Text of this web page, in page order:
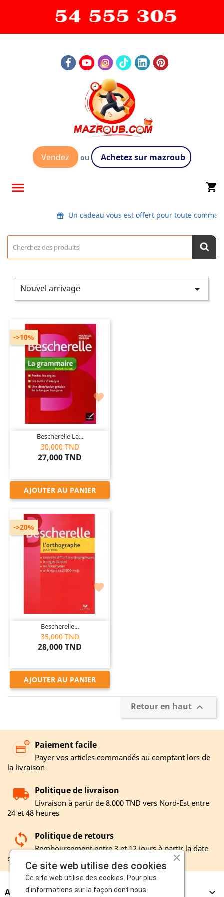
Vendez ou Achetez sur mazroub
 shopping_cart
Un cadeau vous est offert pour toute
Nouvel arrivage 

Bescherelle La...
30,000 TND
27,000 TND
->10%
AJOUTER AU PANIER

Bescherelle...
35,000 TND
28,000 TND
->20%
AJOUTER AU PANIER
Retour en haut 
Paiement facile
Payer vos articles commandés au comptant lors de
la livraison
Politique de livraison
Livraison à partir de 8.000 TND vers Nord-Est entre
24 et 48 heures
Politique de retours
Remboursement entre 3 et 12 jours à partir la date
de réception de votre retour
A PROPOS 
Ce site web utilise des cookies
Ce site web utilise des cookies. Pour plus
d'informations sur la façon dont nous